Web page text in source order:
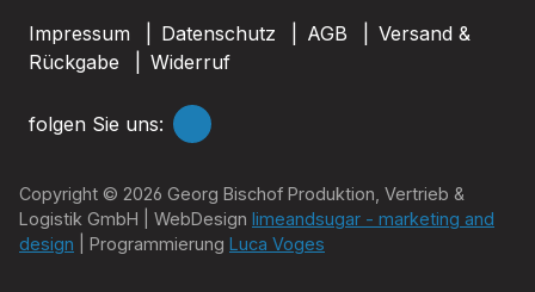
Impressum
Datenschutz AGB
Versand &
Rückgabe
Widerruf
folgen Sie uns:
Copyright © 2026 Georg Bischof Produktion, Vertrieb &
Logistik GmbH | WebDesign limeandsugar - marketing and
design | Programmierung Luca Voges